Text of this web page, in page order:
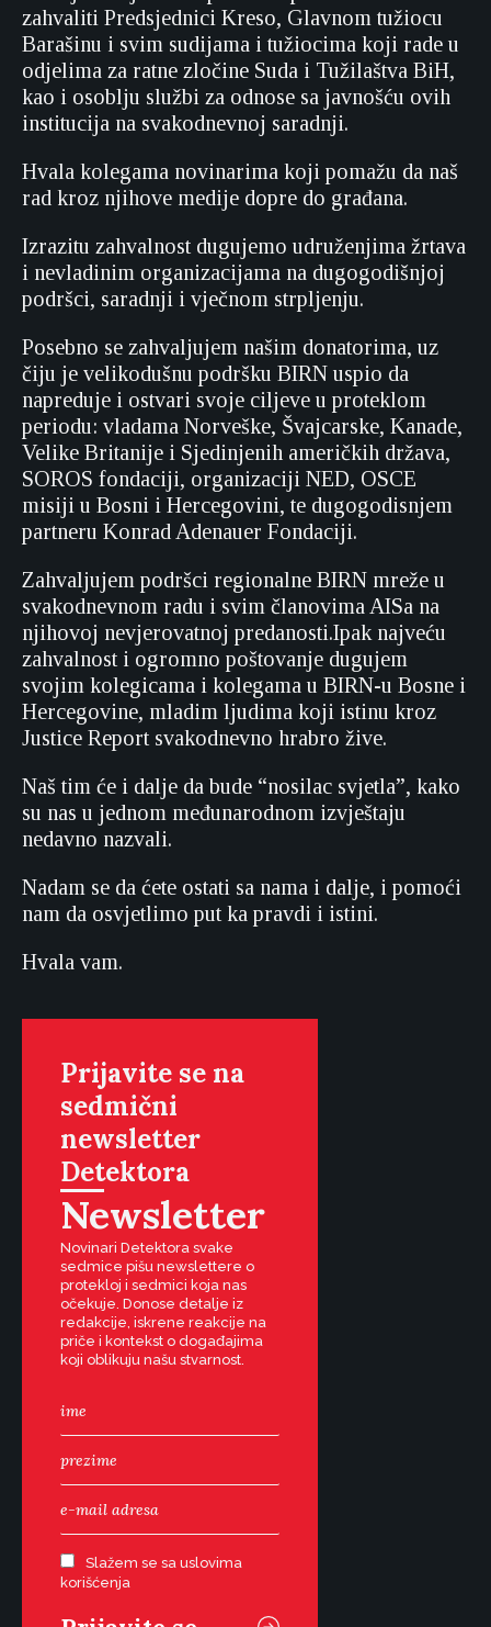
zahvaliti Predsjednici Kreso, Glavnom tužiocu
Barašinu i svim sudijama i tužiocima koji rade u
odjelima za ratne zločine Suda i Tužilaštva BiH,
kao i osoblju službi za odnose sa javnošću ovih
institucija na svakodnevnoj saradnji.
Hvala kolegama novinarima koji pomažu da naš
rad kroz njihove medije dopre do građana.
Izrazitu zahvalnost dugujemo udruženjima žrtava
i nevladinim organizacijama na dugogodišnjoj
podršci, saradnji i vječnom strpljenju.
Posebno se zahvaljujem našim donatorima, uz
čiju je velikodušnu podršku BIRN uspio da
napreduje i ostvari svoje ciljeve u proteklom
periodu: vladama Norveške, Švajcarske, Kanade,
Velike Britanije i Sjedinjenih američkih država,
SOROS fondaciji, organizaciji NED, OSCE
misiji u Bosni i Hercegovini, te dugogodisnjem
partneru Konrad Adenauer Fondaciji.
Zahvaljujem podršci regionalne BIRN mreže u
svakodnevnom radu i svim članovima AISa na
njihovoj nevjerovatnoj predanosti.Ipak najveću
zahvalnost i ogromno poštovanje dugujem
svojim kolegicama i kolegama u BIRN-u Bosne i
Hercegovine, mladim ljudima koji istinu kroz
Justice Report svakodnevno hrabro žive.
Naš tim će i dalje da bude “nosilac svjetla”, kako
su nas u jednom međunarodnom izvještaju
nedavno nazvali.
Nadam se da ćete ostati sa nama i dalje, i pomoći
nam da osvjetlimo put ka pravdi i istini.
Hvala vam.
Prijavite se na
sedmični
newsletter
Detektora
Newsletter
Novinari Detektora svake
sedmice pišu newslettere o
protekloj i sedmici koja nas
očekuje. Donose detalje iz
redakcije, iskrene reakcije na
priče i kontekst o događajima
koji oblikuju našu stvarnost.
Slažem se sa uslovima
korišćenja